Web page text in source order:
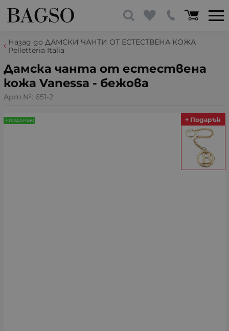
Назад до ДАМСКИ ЧАНТИ ОТ ЕСТЕСТВЕНА КОЖА
Pelletteria Italia
Дамска чанта от естествена
кожа Vanessa - бежова
Арт.№: 651-2
+ ПОДАРЪК! + Подарък